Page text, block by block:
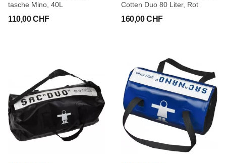
tasche Mino, 40L
110,00 CHF
Cotten Duo 80 Liter, Rot
160,00 CHF